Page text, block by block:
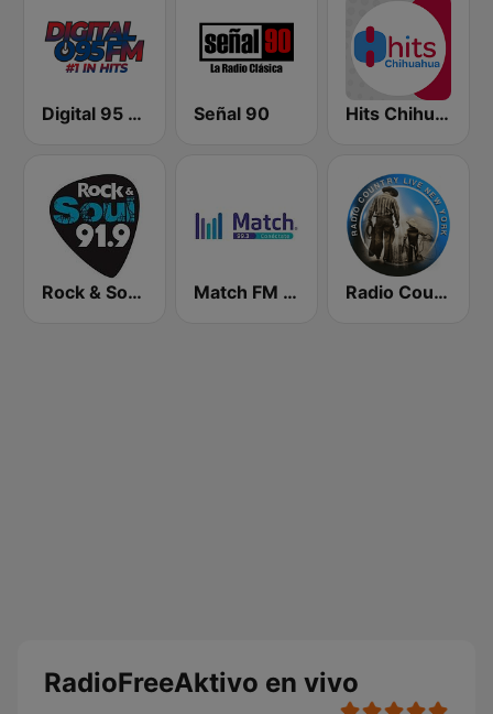
Digital 95 FM Online (Mexicali) Señal 90 Hits Chihuahua
Rock & Soul 91.9 FM Match FM 99.3 Radio Country Live
RadioFreeAktivo en vivo